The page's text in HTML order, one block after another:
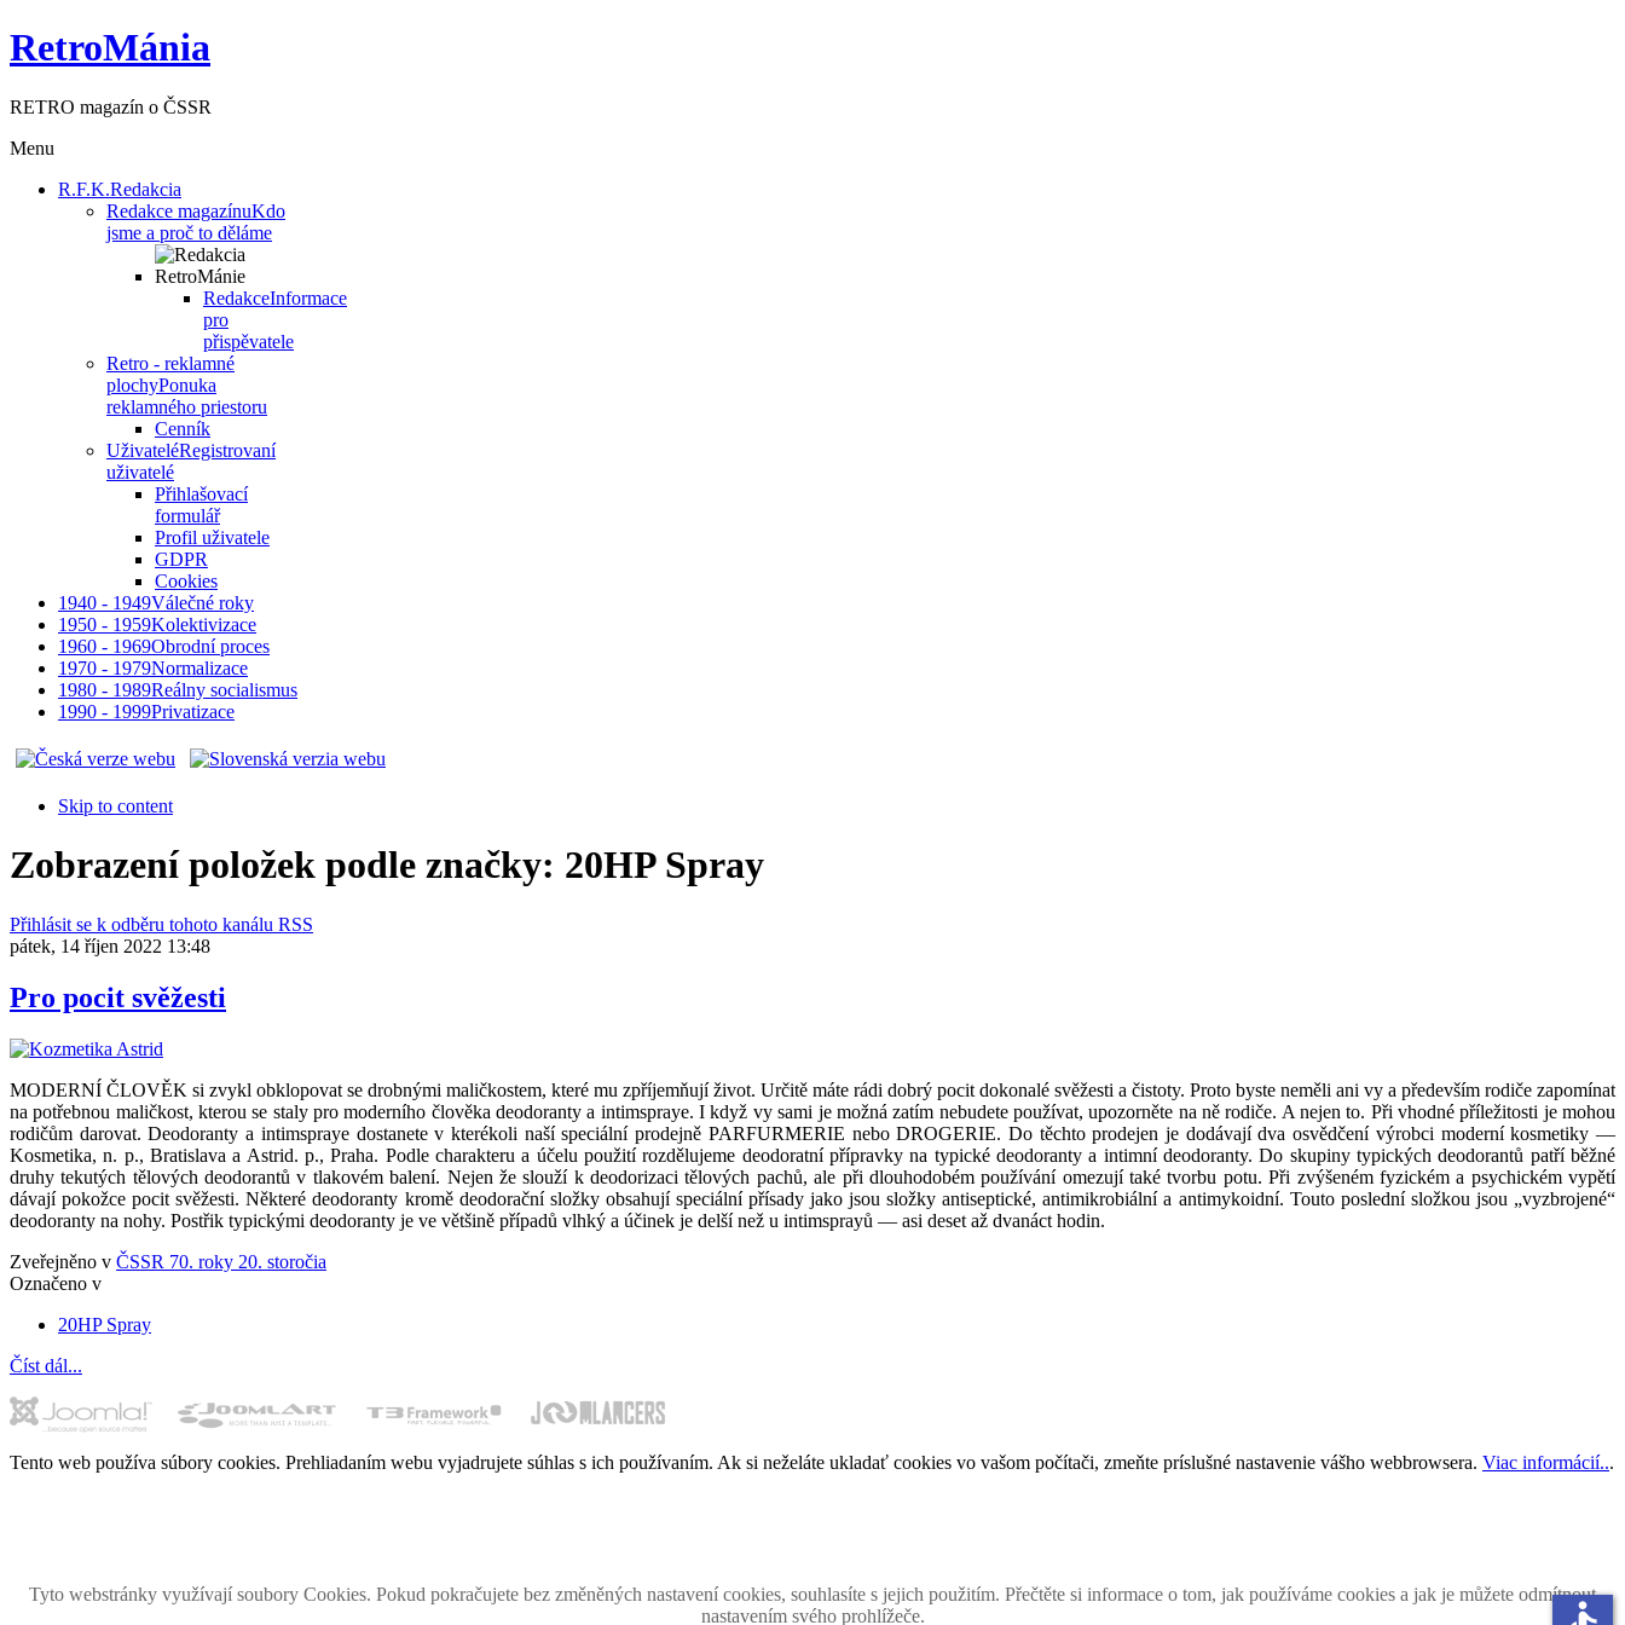
RetroMánia
RETRO magazín o ČSSR
Menu
R.F.K.Redakcia
Redakce magazínuKdo
jsme a proč to děláme
RedakceInformace
pro
přispěvatele
Retro - reklamné
plochyPonuka
reklamného priestoru
Cenník
UživateléRegistrovaní
uživatelé
Přihlašovací
formulář
Profil uživatele
GDPR
Cookies
1940 - 1949Válečné roky
1950 - 1959Kolektivizace
1960 - 1969Obrodní proces
1970 - 1979Normalizace
1980 - 1989Reálny socialismus
1990 - 1999Privatizace
Skip to content
Zobrazení položek podle značky: 20HP Spray
Přihlásit se k odběru tohoto kanálu RSS
pátek, 14 říjen 2022 13:48
Pro pocit svěžesti
MODERNÍ ČLOVĚK si zvykl obklopovat se drobnými maličkostem, které mu zpříjemňují život. Určitě máte rádi dobrý pocit dokonalé svěžesti a čistoty. Proto byste neměli ani vy a především rodiče zapomínat
na potřebnou maličkost, kterou se staly pro moderního člověka deodoranty a intimspraye. I když vy sami je možná zatím nebudete používat, upozorněte na ně rodiče. A nejen to. Při vhodné příležitosti je mohou
rodičům darovat. Deodoranty a intimspraye dostanete v kterékoli naší speciální prodejně PARFURMERIE nebo DROGERIE. Do těchto prodejen je dodávají dva osvědčení výrobci moderní kosmetiky —
Kosmetika, n. p., Bratislava a Astrid. p., Praha. Podle charakteru a účelu použití rozdělujeme deodoratní přípravky na typické deodoranty a intimní deodoranty. Do skupiny typických deodorantů patří běžné
druhy tekutých tělových deodorantů v tlakovém balení. Nejen že slouží k deodorizaci tělových pachů, ale při dlouhodobém používání omezují také tvorbu potu. Při zvýšeném fyzickém a psychickém vypětí
dávají pokožce pocit svěžesti. Některé deodoranty kromě deodorační složky obsahují speciální přísady jako jsou složky antiseptické, antimikrobiální a antimykoidní. Touto poslední složkou jsou „vyzbrojené“
deodoranty na nohy. Postřik typickými deodoranty je ve většině případů vlhký a účinek je delší než u intimsprayů — asi deset až dvanáct hodin.
Zveřejněno v ČSSR 70. roky 20. storočia
Označeno v
20HP Spray
Číst dál...
Tento web používa súbory cookies. Prehliadaním webu vyjadrujete súhlas s ich používaním. Ak si neželáte ukladať cookies vo vašom počítači, zmeňte príslušné nastavenie vášho webbrowsera. Viac informácií...
Tyto webstránky využívají soubory Cookies. Pokud pokračujete bez změněných nastavení cookies, souhlasíte s jejich použitím. Přečtěte si informace o tom, jak používáme cookies a jak je můžete odmítnout
nastavením svého prohlížeče.